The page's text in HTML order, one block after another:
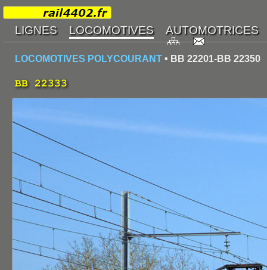
LOCOMOTIVES POLYCOURANT • BB 22201-BB 22350
BB 22333